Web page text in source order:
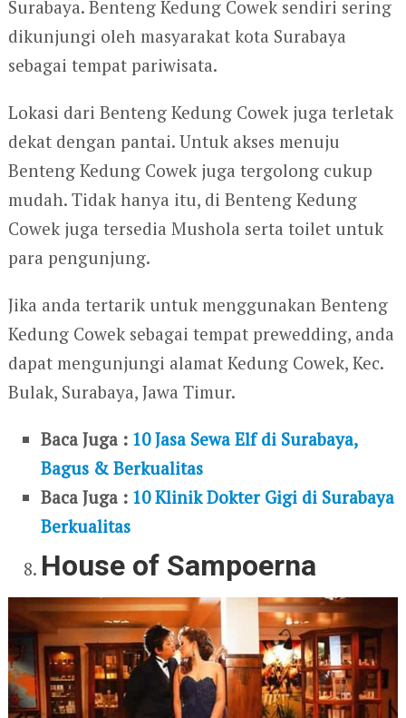
Surabaya. Benteng Kedung Cowek sendiri sering
dikunjungi oleh masyarakat kota Surabaya
sebagai tempat pariwisata.
Lokasi dari Benteng Kedung Cowek juga terletak
dekat dengan pantai. Untuk akses menuju
Benteng Kedung Cowek juga tergolong cukup
mudah. Tidak hanya itu, di Benteng Kedung
Cowek juga tersedia Mushola serta toilet untuk
para pengunjung.
Jika anda tertarik untuk menggunakan Benteng
Kedung Cowek sebagai tempat prewedding, anda
dapat mengunjungi alamat Kedung Cowek, Kec.
Bulak, Surabaya, Jawa Timur.
Baca Juga : 10 Jasa Sewa Elf di Surabaya,
Bagus & Berkualitas
Baca Juga : 10 Klinik Dokter Gigi di Surabaya
Berkualitas
House of Sampoerna